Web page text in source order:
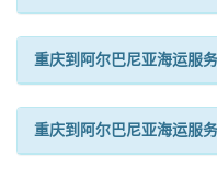
重庆到阿尔巴尼亚海运服
重庆到阿尔巴尼亚海运服